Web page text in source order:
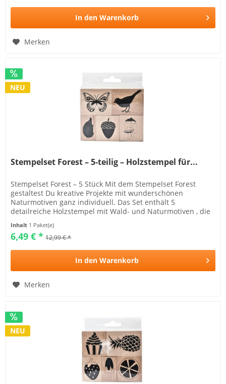
In den Warenkorb
Merken
NEU
Stempelset Forest – 5-teilig – Holzstempel für...
Stempelset Forest – 5 Stück Mit dem Stempelset Forest
gestaltest Du kreative Projekte mit wunderschönen
Naturmotiven ganz individuell. Das Set enthält 5
detailreiche Holzstempel mit Wald- und Naturmotiven , die
Inhalt 1 Paket(e)
6,49 € * 12,99 € *
In den Warenkorb
Merken
NEU